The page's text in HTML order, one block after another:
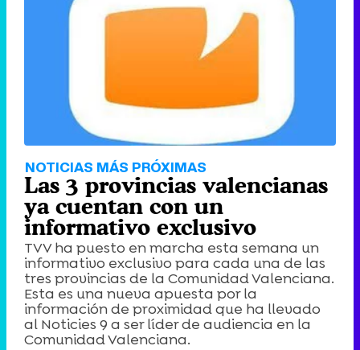
NOTICIAS MÁS PRÓXIMAS
Las 3 provincias valencianas
ya cuentan con un
informativo exclusivo
TVV ha puesto en marcha esta semana un
informativo exclusivo para cada una de las
tres provincias de la Comunidad Valenciana.
Esta es una nueva apuesta por la
información de proximidad que ha llevado
al Noticies 9 a ser líder de audiencia en la
Comunidad Valenciana.